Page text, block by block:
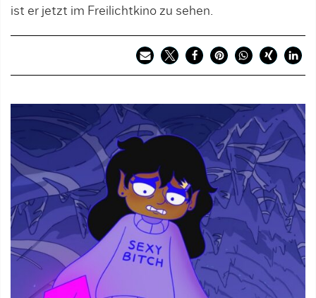
ist er jetzt im Freilichtkino zu sehen.